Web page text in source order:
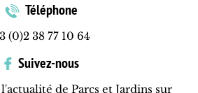
Téléphone
(0)2 38 77 10 64
Suivez-nous
de Parcs et Jardins sur